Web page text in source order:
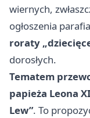
wiernych,
ogłoszenia
roraty
dorosłych.
Tematem
papieża Leona
Lew”. To